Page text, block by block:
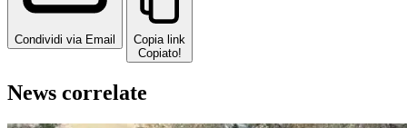
Condividi via Email
Copia link
Copiato!
News correlate